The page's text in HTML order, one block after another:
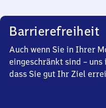
Barrierefreiheit
Auch wenn Sie in Ihrer
eingeschränkt sind – uns
dass Sie gut Ihr Ziel